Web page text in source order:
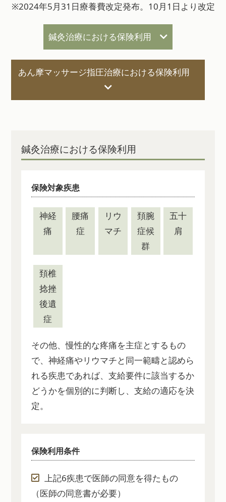
※2024年5月31日療養費改定発布。10月1日より改定
鍼灸治療における保険利用
あん摩マッサージ指圧治療における保険利用
鍼灸治療における保険利用
保険対象疾患
神経
痛
腰痛
症
リウ
マチ
頚腕
症候
群
五十
肩
頚椎
捻挫
後遺
症
その他、慢性的な疼痛を主症とするもの
で、神経痛やリウマチと同一範疇と認めら
れる疾患であれば、支給要件に該当するか
どうかを個別的に判断し、支給の適応を決
定。
保険利用条件
上記6疾患で医師の同意を得たもの
（医師の同意書が必要）